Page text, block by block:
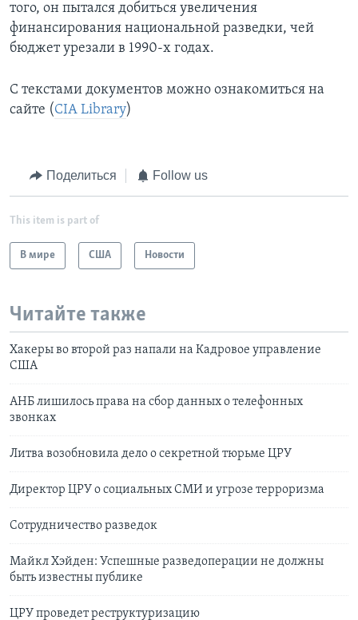
того, он пытался добиться увеличения
финансирования национальной разведки, чей
бюджет урезали в 1990-х годах.
С текстами документов можно ознакомиться на
сайте (CIA Library)
Поделиться Follow us
This item is part of
В мире США Новости
Читайте также
Хакеры во второй раз напали на Кадровое управление
США
АНБ лишилось права на сбор данных о телефонных
звонках
Литва возобновила дело о секретной тюрьме ЦРУ
Директор ЦРУ о социальных СМИ и угрозе терроризма
Сотрудничество разведок
Майкл Хэйден: Успешные разведоперации не должны
быть известны публике
ЦРУ проведет реструктуризацию